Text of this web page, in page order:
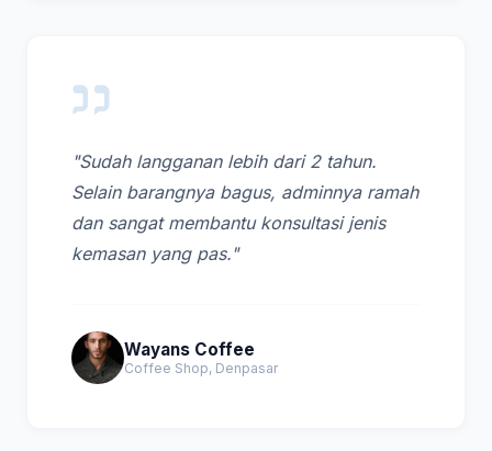
"Sudah langganan lebih dari 2 tahun.
Selain barangnya bagus, adminnya ramah
dan sangat membantu konsultasi jenis
kemasan yang pas."
Wayans Coffee
Coffee Shop, Denpasar